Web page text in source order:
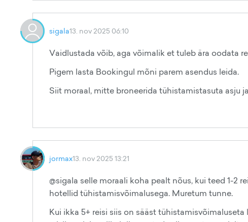
sigala13. nov 2025 06:10
Vaidlustada võib, aga võimalik et tuleb ära oodata
Pigem lasta Bookingul mõni parem asendus leida.
Siit moraal, mitte broneerida tühistamistasuta asju
jormax13. nov 2025 13:21
@sigala selle moraali koha pealt nõus, kui teed 1-2
hotellid tühistamisvõimalusega. Muretum tunne.
Kui ikka 5+ reisi siis on sääst